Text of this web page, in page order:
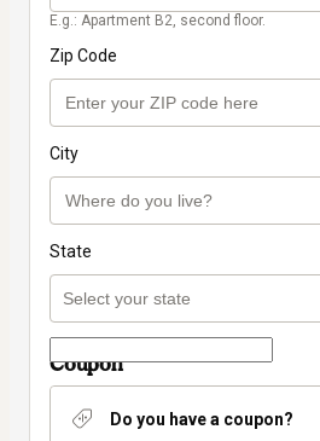
E.g.: Apartment B2, second floor.
Zip Code
City
State
Coupon
Do you have a coupon?